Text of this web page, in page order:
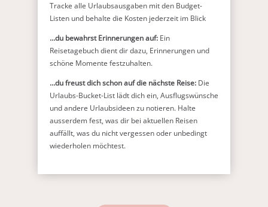
Tracke alle Urlaubsausgaben mit den Budget-
Listen und behalte die Kosten jederzeit im Blick
…du bewahrst Erinnerungen auf:Ein
Reisetagebuch dient dir dazu, Erinnerungen und
schöne Momente festzuhalten.
…du freust dich schon auf die nächste Reise: Die
Urlaubs-Bucket-List lädt dich ein, Ausflugswünsche
und andere Urlaubsideen zu notieren. Halte
ausserdem fest, was dir bei aktuellen Reisen
auffällt, was du nicht vergessen oder unbedingt
wiederholen möchtest.